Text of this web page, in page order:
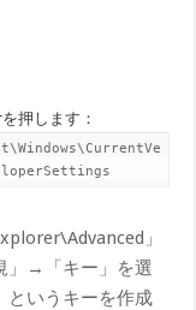
押します：
」
」→「キー」を選
というキーを作成